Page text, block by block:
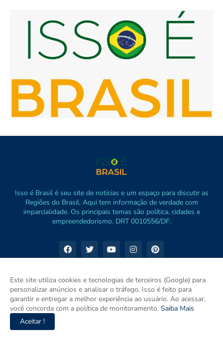
Isso é Brasil é seu site de notícias e um espaço para discutir as
Regiões do Brasil. Aqui tem informação de verdade com
imparcialidade. Os principais temas são política, cidades e
empreendedorismo. DRT 0010556/DF.
Este site utiliza cookies e tecnologias de terceiros (Google) para
personalizar anúncios e analisar o tráfego. Isso é feito para
garantir e entregar a melhor experiência ao usuário. Ao acessar,
você concorda com a política de monitoramento. Saiba Mais
Aceitar !